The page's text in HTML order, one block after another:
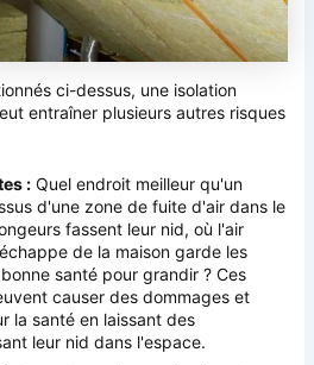
ci-dessus, une isolation
entraîner plusieurs autres risques
:Quel endroit meilleur qu'un
d'une zone de fuite d'air dans le
fassent leur nid, où l'air
de la maison garde les
santé pour grandir ? Ces
causer des dommages et
la santé en laissant des
leur nid dans l'espace.